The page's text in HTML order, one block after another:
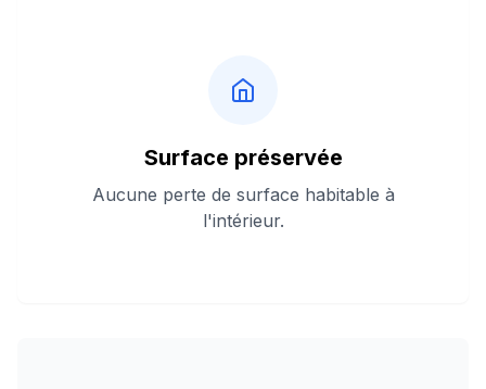
Surface préservée
Aucune perte de surface habitable à
l'intérieur.